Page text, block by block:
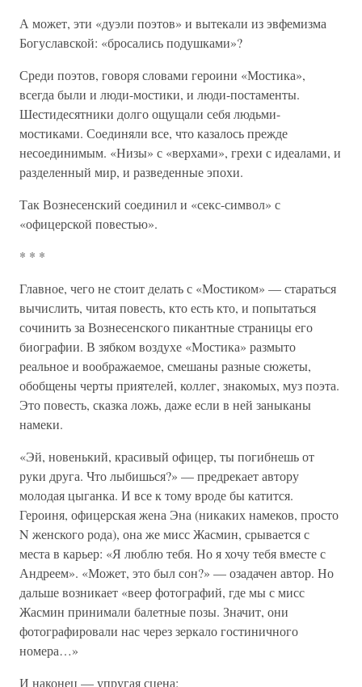
А может, эти «дуэли поэтов» и вытекали из эвфемизма
Богуславской: «бросались подушками»?
Среди поэтов, говоря словами героини «Мостика»,
всегда были и люди-мостики, и люди-постаменты.
Шестидесятники долго ощущали себя людьми-
мостиками. Соединяли все, что казалось прежде
несоединимым. «Низы» с «верхами», грехи с идеалами, и
разделенный мир, и разведенные эпохи.
Так Вознесенский соединил и «секс-символ» с
«офицерской повестью».
* * *
Главное, чего не стоит делать с «Мостиком» — стараться
вычислить, читая повесть, кто есть кто, и попытаться
сочинить за Вознесенского пикантные страницы его
биографии. В зябком воздухе «Мостика» размыто
реальное и воображаемое, смешаны разные сюжеты,
обобщены черты приятелей, коллег, знакомых, муз поэта.
Это повесть, сказка ложь, даже если в ней заныканы
намеки.
«Эй, новенький, красивый офицер, ты погибнешь от
руки друга. Что лыбишься?» — предрекает автору
молодая цыганка. И все к тому вроде бы катится.
Героиня, офицерская жена Эна (никаких намеков, просто
N женского рода), она же мисс Жасмин, срывается с
места в карьер: «Я люблю тебя. Но я хочу тебя вместе с
Андреем». «Может, это был сон?» — озадачен автор. Но
дальше возникает «веер фотографий, где мы с мисс
Жасмин принимали балетные позы. Значит, они
фотографировали нас через зеркало гостиничного
номера…»
И наконец — упругая сцена: